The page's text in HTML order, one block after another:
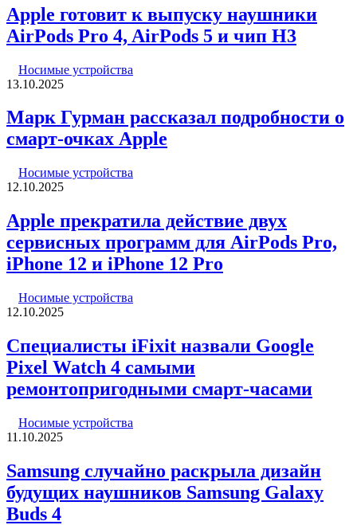
Apple готовит к выпуску наушники
AirPods Pro 4, AirPods 5 и чип H3
Носимые устройства
13.10.2025
Марк Гурман рассказал подробности о
смарт-очках Apple
Носимые устройства
12.10.2025
Apple прекратила действие двух
сервисных программ для AirPods Pro,
iPhone 12 и iPhone 12 Pro
Носимые устройства
12.10.2025
Специалисты iFixit назвали Google
Pixel Watch 4 самыми
ремонтопригодными смарт-часами
Носимые устройства
11.10.2025
Samsung случайно раскрыла дизайн
будущих наушников Samsung Galaxy
Buds 4